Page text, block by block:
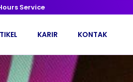
Service
KARIR KONTAK